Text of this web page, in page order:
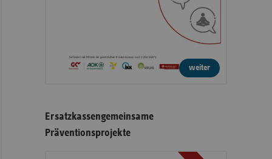
weiter
Ersatzkassengemeinsame
Präventionsprojekte